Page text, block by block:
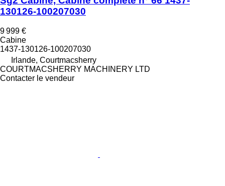
130126-100207030
9 999 €
Cabine
1437-130126-100207030
Irlande, Courtmacsherry
COURTMACSHERRY MACHINERY LTD
Contacter le vendeur